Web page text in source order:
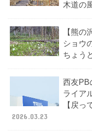
木道の
【熊の
ショウ
ちょう
西友PB
ライア
【戻っ
2026.03.23